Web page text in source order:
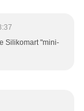
Silikomart "mini-